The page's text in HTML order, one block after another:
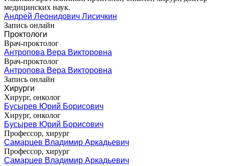
медицинских наук.
Андрей Леонидович Лисичкин
Запись онлайн
Проктологи
Врач-проктолог
Антропова Вера Викторовна
Врач-проктолог
Антропова Вера Викторовна
Запись онлайн
Хирурги
Хирург, онколог
Бусырев Юрий Борисович
Хирург, онколог
Бусырев Юрий Борисович
Профессор, хирург
Самарцев Владимир Аркадьевич
Профессор, хирург
Самарцев Владимир Аркадьевич